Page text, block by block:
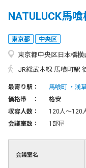
NATULUCK馬喰
東京都 中央区
東京都中央区日本橋横
JR総武本線 馬喰町駅
最寄り駅： 馬喰町 浅
価格帯 ：
格安
収容人数：
120人〜120
会議室数：
1部屋
会議室名